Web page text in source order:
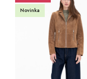
Novinka